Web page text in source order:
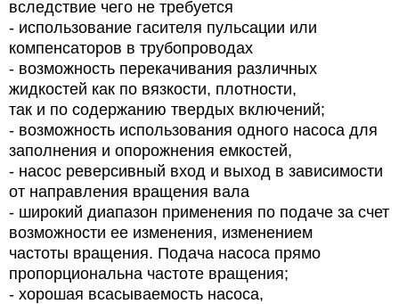
вследствие чего не требуется
- использование гасителя пульсации или
компенсаторов в трубопроводах
- возможность перекачивания различных
жидкостей как по вязкости, плотности,
так и по содержанию твердых включений;
- возможность использования одного насоса для
заполнения и опорожнения емкостей,
- насос реверсивный вход и выход в зависимости
от направления вращения вала
- широкий диапазон применения по подаче за счет
возможности ее изменения, изменением
частоты вращения. Подача насоса прямо
пропорциональна частоте вращения;
- хорошая всасываемость насоса,